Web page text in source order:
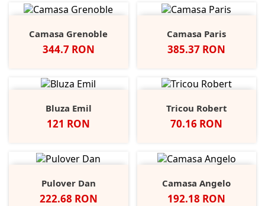
Camasa Grenoble
Pret
344.7 RON
Camasa Paris
Pret
385.37 RON
Bluza Emil
Pret
121 RON
Tricou Robert
Pret
70.16 RON
Pulover Dan
Pret
222.68 RON
Camasa Angelo
Pret
192.18 RON